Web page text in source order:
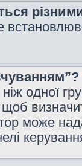
одної
може